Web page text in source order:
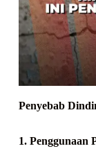
Penyebab
1. Penggunaan